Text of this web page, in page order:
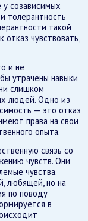
у созависимых
толерантность
такой
чувствовать,
и не
утрачены навыки
слишком
людей. Одно из
— это отказ
права на свои
опыта.
связь со
чувств. Они
чувства.
любящей, но на
по поводу
в